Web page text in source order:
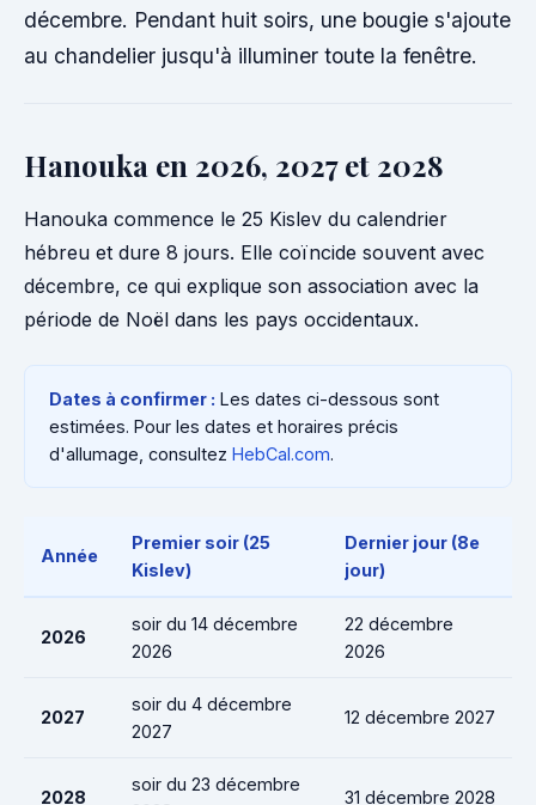
décembre. Pendant huit soirs, une bougie s'ajoute
au chandelier jusqu'à illuminer toute la fenêtre.
Hanouka en 2026, 2027 et 2028
Hanouka commence le 25 Kislev du calendrier
hébreu et dure 8 jours. Elle coïncide souvent avec
décembre, ce qui explique son association avec la
période de Noël dans les pays occidentaux.
Dates à confirmer : Les dates ci-dessous sont
estimées. Pour les dates et horaires précis
d'allumage, consultez HebCal.com.
Année
Premier soir (25
Kislev)
Dernier jour (8e
jour)
2026
soir du 14 décembre
2026
22 décembre
2026
2027
soir du 4 décembre
2027
12 décembre 2027
2028
soir du 23 décembre
31 décembre 2028